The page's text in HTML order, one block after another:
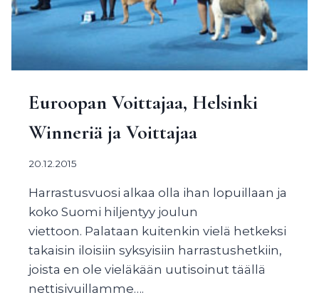
Euroopan Voittajaa, Helsinki
Winneriä ja Voittajaa
20.12.2015
Harrastusvuosi alkaa olla ihan lopuillaan ja
koko Suomi hiljentyy joulun
viettoon. Palataan kuitenkin vielä hetkeksi
takaisin iloisiin syksyisiin harrastushetkiin,
joista en ole vieläkään uutisoinut täällä
nettisivuillamme….